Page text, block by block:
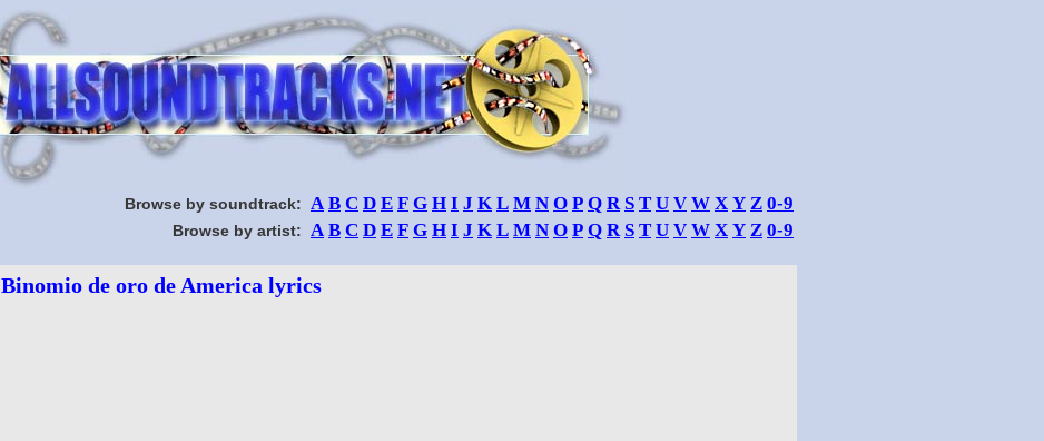
Browse by soundtrack: A B C D E F G H I J K L M N O P Q R S T U V W X Y Z 0-9
Browse by artist: A B C D E F G H I J K L M N O P Q R S T U V W X Y Z 0-9
Binomio de oro de America lyrics